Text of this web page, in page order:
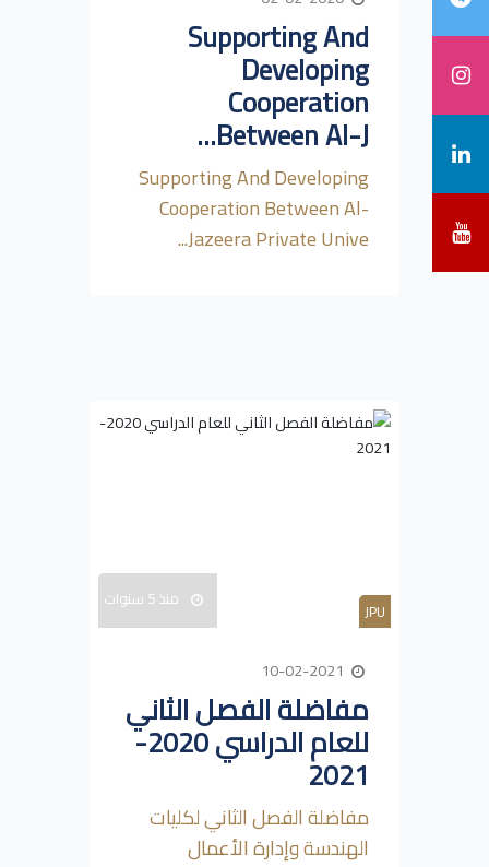
Supporting And
Developing
Cooperation
Between Al-J...
Supporting And Developing
Cooperation Between Al-
Jazeera Private Unive...
JPU منذ 5 سنوات
مفاضلة الفصل الثاني
للعام الدراسي 2020-
2021
مفاضلة الفصل الثاني لكليات
الهندسة وإدارة الأعمال